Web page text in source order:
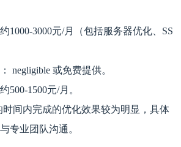
约1000-3000元/月（包括服务器优化、SS
： negligible 或免费提供。
约500-1500元/月。
时间内完成的优化效果较为明显，具体
专业团队沟通。